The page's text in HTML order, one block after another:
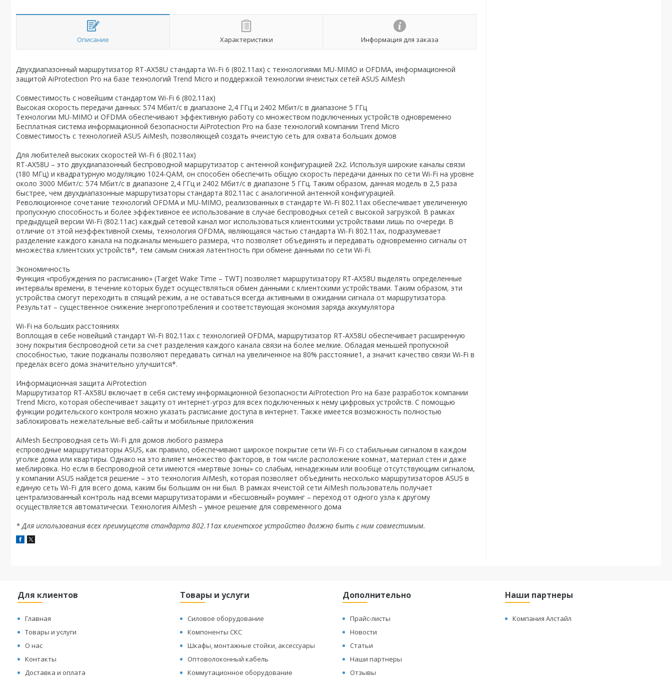
Описание Характеристики Информация для заказа
Двухдиапазонный маршрутизатор RT-AX58U стандарта Wi-Fi 6 (802.11ax) с технологиями MU-MIMO и OFDMA, информационной
защитой AiProtection Pro на базе технологий Trend Micro и поддержкой технологии ячеистых сетей ASUS AiMesh
Совместимость с новейшим стандартом Wi-Fi 6 (802.11ax)
Высокая скорость передачи данных: 574 Мбит/с в диапазоне 2,4 ГГц и 2402 Мбит/с в диапазоне 5 ГГц
Технологии MU-MIMO и OFDMA обеспечивают эффективную работу со множеством подключенных устройств одновременно
Бесплатная система информационной безопасности AiProtection Pro на базе технологий компании Trend Micro
Совместимость с технологией ASUS AiMesh, позволяющей создать ячеистую сеть для охвата больших домов
Для любителей высоких скоростей Wi-Fi 6 (802.11ax)
RT-AX58U – это двухдиапазонный беспроводной маршрутизатор с антенной конфигурацией 2х2. Используя широкие каналы связи
(180 МГц) и квадратурную модуляцию 1024-QAM, он способен обеспечить общую скорость передачи данных по сети Wi-Fi на уровне
около 3000 Мбит/с: 574 Мбит/с в диапазоне 2,4 ГГц и 2402 Мбит/с в диапазоне 5 ГГц. Таким образом, данная модель в 2,5 раза
быстрее, чем двухдиапазонные маршрутизаторы стандарта 802.11ac с аналогичной антенной конфигурацией.
Революционное сочетание технологий OFDMA и MU-MIMO, реализованных в стандарте Wi-Fi 802.11ax обеспечивает увеличенную
пропускную способность и более эффективное ее использование в случае беспроводных сетей с высокой загрузкой. В рамках
предыдущей версии Wi-Fi (802.11ac) каждый сетевой канал мог использоваться клиентскими устройствами лишь по очереди. В
отличие от этой неэффективной схемы, технология OFDMA, являющаяся частью стандарта Wi-Fi 802.11ax, подразумевает
разделение каждого канала на подканалы меньшего размера, что позволяет объединять и передавать одновременно сигналы от
множества клиентских устройств*, тем самым снижая латентность при обмене данными по сети Wi-Fi.
Экономичность
Функция «пробуждения по расписанию» (Target Wake Time – TWT) позволяет маршрутизатору RT-AX58U выделять определенные
интервалы времени, в течение которых будет осуществляться обмен данными с клиентскими устройствами. Таким образом, эти
устройства смогут переходить в спящий режим, а не оставаться всегда активными в ожидании сигнала от маршрутизатора.
Результат – существенное снижение энергопотребления и соответствующая экономия заряда аккумулятора
Wi-Fi на больших расстояниях
Воплощая в себе новейший стандарт Wi-Fi 802.11ax с технологией OFDMA, маршрутизатор RT-AX58U обеспечивает расширенную
зону покрытия беспроводной сети за счет разделения каждого канала связи на более мелкие. Обладая меньшей пропускной
способностью, такие подканалы позволяют передавать сигнал на увеличенное на 80% расстояние1, а значит качество связи Wi-Fi в
пределах всего дома значительно улучшится*.
Информационная защита AiProtection
Маршрутизатор RT-AX58U включает в себя систему информационной безопасности AiProtection Pro на базе разработок компании
Trend Micro, которая обеспечивает защиту от интернет-угроз для всех подключенных к нему цифровых устройств. С помощью
функции родительского контроля можно указать расписание доступа в интернет. Также имеется возможность полностью
заблокировать нежелательные веб-сайты и мобильные приложения
AiMesh Беспроводная сеть Wi-Fi для домов любого размера
еспроводные маршрутизаторы ASUS, как правило, обеспечивают широкое покрытие сети Wi-Fi со стабильным сигналом в каждом
уголке дома или квартиры. Однако на это влияет множество факторов, в том числе расположение комнат, материал стен и даже
меблировка. Но если в беспроводной сети имеются «мертвые зоны» со слабым, ненадежным или вообще отсутствующим сигналом,
у компании ASUS найдется решение – это технология AiMesh, которая позволяет объединить несколько маршрутизаторов ASUS в
единую сеть Wi-Fi для всего дома, каким бы большим он ни был. В рамках ячеистой сети AiMesh пользователь получает
централизованный контроль над всеми маршрутизаторами и «бесшовный» роуминг – переход от одного узла к другому
осуществляется автоматически. Технология AiMesh – умное решение для современного дома
* Для использования всех преимуществ стандарта 802.11ax клиентское устройство должно быть с ним совместимым.
Для клиентов
Главная
Товары и услуги
О нас
Контакты
Доставка и оплата
Товары и услуги
Силовое оборудование
Компоненты СКС
Шкафы, монтажные стойки, аксессуары
Оптоволоконный кабель
Коммутационное оборудование
Дополнительно
Прайс-листы
Новости
Статьи
Наши партнеры
Отзывы
Наши партнеры
Компания Алстайл